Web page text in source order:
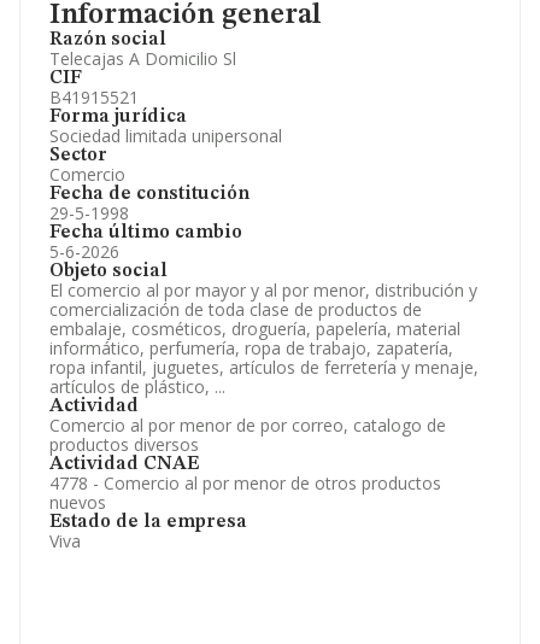
Información general
Razón social
Telecajas A Domicilio Sl
CIF
B41915521
Forma jurídica
Sociedad limitada unipersonal
Sector
Comercio
Fecha de constitución
29-5-1998
Fecha último cambio
5-6-2026
Objeto social
El comercio al por mayor y al por menor, distribución y
comercialización de toda clase de productos de
embalaje, cosméticos, droguería, papelería, material
informático, perfumería, ropa de trabajo, zapatería,
ropa infantil, juguetes, artículos de ferretería y menaje,
artículos de plástico, ...
Actividad
Comercio al por menor de por correo, catalogo de
productos diversos
Actividad CNAE
4778 - Comercio al por menor de otros productos
nuevos
Estado de la empresa
Viva